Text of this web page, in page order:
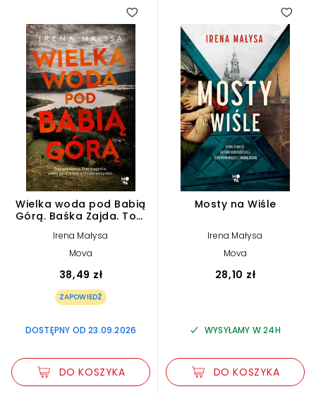
Wielka woda pod Babią
Górą. Baśka Zajda. Tom
Irena Małysa
Mova
38,49 zł
ZAPOWIEDŹ
DOSTĘPNY OD 23.09.2026
DO KOSZYKA
Mosty na Wiśle
Irena Małysa
Mova
28,10 zł
WYSYŁAMY W 24H
DO KOSZYKA